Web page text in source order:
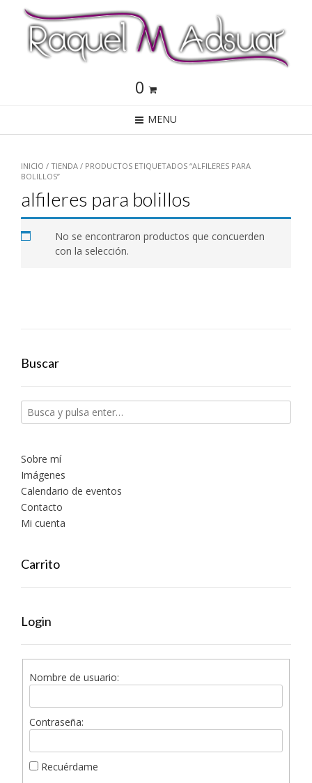
0
MENU
INICIO / TIENDA / PRODUCTOS ETIQUETADOS “ALFILERES PARA
BOLILLOS”
alfileres para bolillos
No se encontraron productos que concuerden
con la selección.
Buscar
Sobre mí
Imágenes
Calendario de eventos
Contacto
Mi cuenta
Carrito
Login
Nombre de usuario:
Contraseña:
Recuérdame